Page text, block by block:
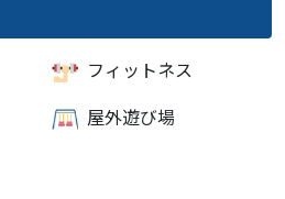
フィットネス
屋外遊び場